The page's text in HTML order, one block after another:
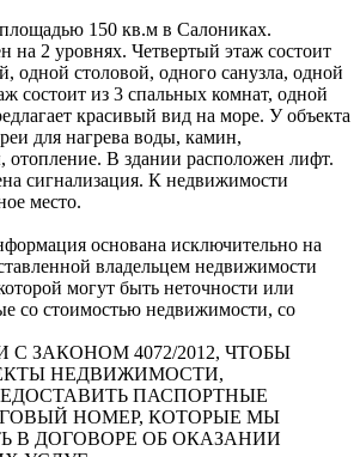
площадью 150 кв.м в Салониках.
на 2 уровнях. Четвертый этаж состоит
одной столовой, одного санузла, одной
состоит из 3 спальных комнат, одной
красивый вид на море. У объекта
для нагрева воды, камин,
отопление. В здании расположен лифт.
сигнализация. К недвижимости
место.
основана исключительно на
владельцем недвижимости
могут быть неточности или
со стоимостью недвижимости, со
ЗАКОНОМ 4072/2012, ЧТОБЫ
НЕДВИЖИМОСТИ,
ПАСПОРТНЫЕ
НОМЕР, КОТОРЫЕ МЫ
В ДОГОВОРЕ ОБ ОКАЗАНИИ